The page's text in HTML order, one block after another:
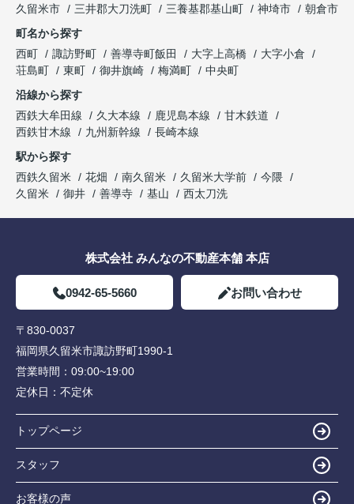
久留米市
三井郡大刀洗町 三養基郡基山町 神埼市
朝倉市
町名から探す
西町
諏訪野町 善導寺町飯田 大字上高橋
大字小倉
荘島町
東町 御井旗崎 梅満町
中央町
沿線から探す
西鉄大牟田線
久大本線 鹿児島本線
甘木鉄道
西鉄甘木線
九州新幹線
長崎本線
駅から探す
西鉄久留米
花畑 南久留米 久留米大学前
今隈
久留米
御井 善導寺 基山 西太刀洗
株式会社 みんなの不動産本舗 本店
0942-65-5660 お問い合わせ
〒830-0037
福岡県久留米市諏訪野町1990-1
営業時間： 09:00~19:00
定休日： 不定休
トップページ
スタッフ
お客様の声